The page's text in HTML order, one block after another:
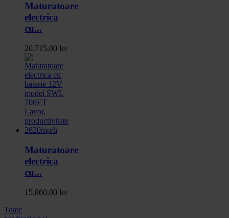
Maturatoare
electrica
cu...
20.715,00 lei
Maturatoare
electrica
cu...
15.860,00 lei
Toate